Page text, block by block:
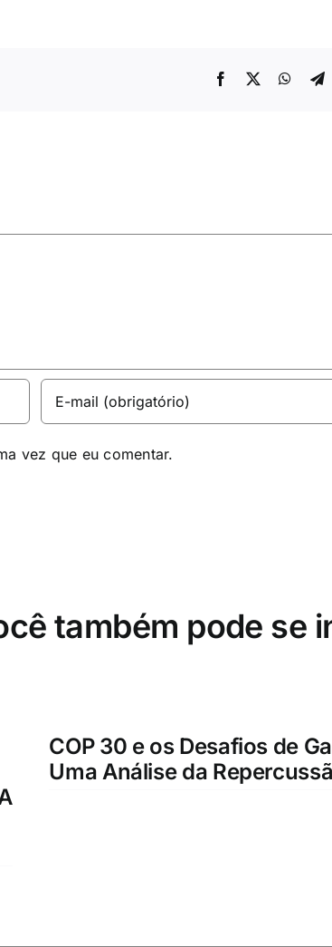
vez que eu comentar.
também pode se
COP 30 e os Desafios de
Uma Análise da